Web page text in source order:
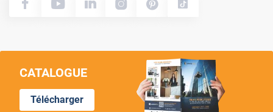
CATALOGUE
Télécharger